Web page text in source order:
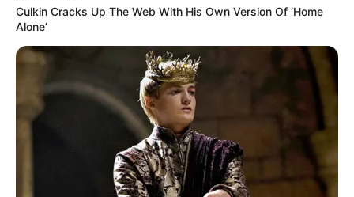
Culkin Cracks Up The Web With His Own Version Of ‘Home
Alone’